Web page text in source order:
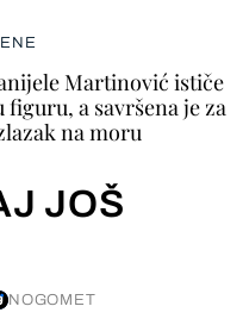
Martinović ističe
figuru, a savršena je za
na moru
JOŠ
NOGOMET